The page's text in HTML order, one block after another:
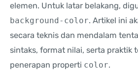
elemen. Untuk latar belakang,
background-color. Artikel ini
secara teknis dan mendalam
sintaks, format nilai, serta praktik
penerapan properti color.